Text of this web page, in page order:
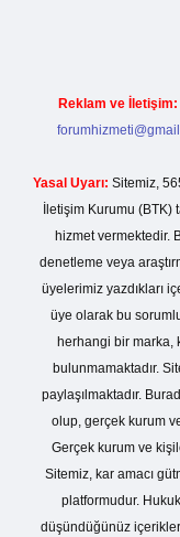
Reklam ve İletişim:
Yasal Uyarı: Sitemiz,
İletişim Kurumu (BTK)
hizmet vermektedir.
denetleme veya
üyelerimiz yazdıkları
üye olarak bu
herhangi bir marka,
bulunmamaktadır.
paylaşılmaktadır.
olup, gerçek kurum
Gerçek kurum ve
Sitemiz, kar amacı
platformudur.
düşündüğünüz